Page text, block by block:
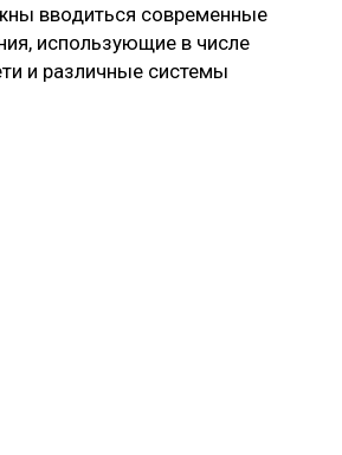
вводиться современные
использующие в числе
и различные системы